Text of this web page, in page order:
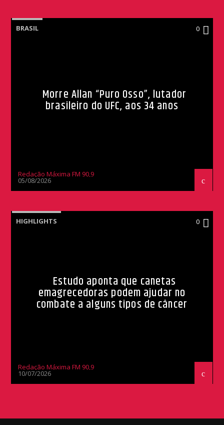
BRASIL 0
Morre Allan “Puro Osso”, lutador
brasileiro do UFC, aos 34 anos
Redação Máxima FM 90,9
05/08/2026
HIGHLIGHTS 0
Estudo aponta que canetas
emagrecedoras podem ajudar no
combate a alguns tipos de câncer
Redação Máxima FM 90,9
10/07/2026